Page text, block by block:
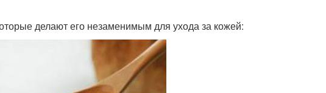
делают его незаменимым для ухода за кожей: